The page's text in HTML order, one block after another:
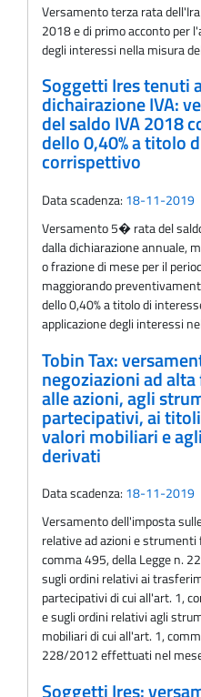
Versamento terza rata
2018 e di primo acconto per
degli interessi nella misura
Soggetti Ires tenuti
dichairazione IVA:
del saldo IVA 2018
dello 0,40% a titolo
corrispettivo
Data scadenza: 18-11-2019
Versamento 5� rata del
dalla dichiarazione annuale,
o frazione di mese per il
maggiorando
dello 0,40% a titolo di
applicazione degli interessi
Tobin Tax:
negoziazioni ad
alle azioni, agli
partecipativi, ai
valori mobiliari e
derivati
Data scadenza: 18-11-2019
Versamento dell'imposta
relative ad azioni e
comma 495, della Legge n.
sugli ordini relativi ai
partecipativi di cui all'art. 1,
e sugli ordini relativi agli
mobiliari di cui all'art. 1,
228/2012 effettuati nel